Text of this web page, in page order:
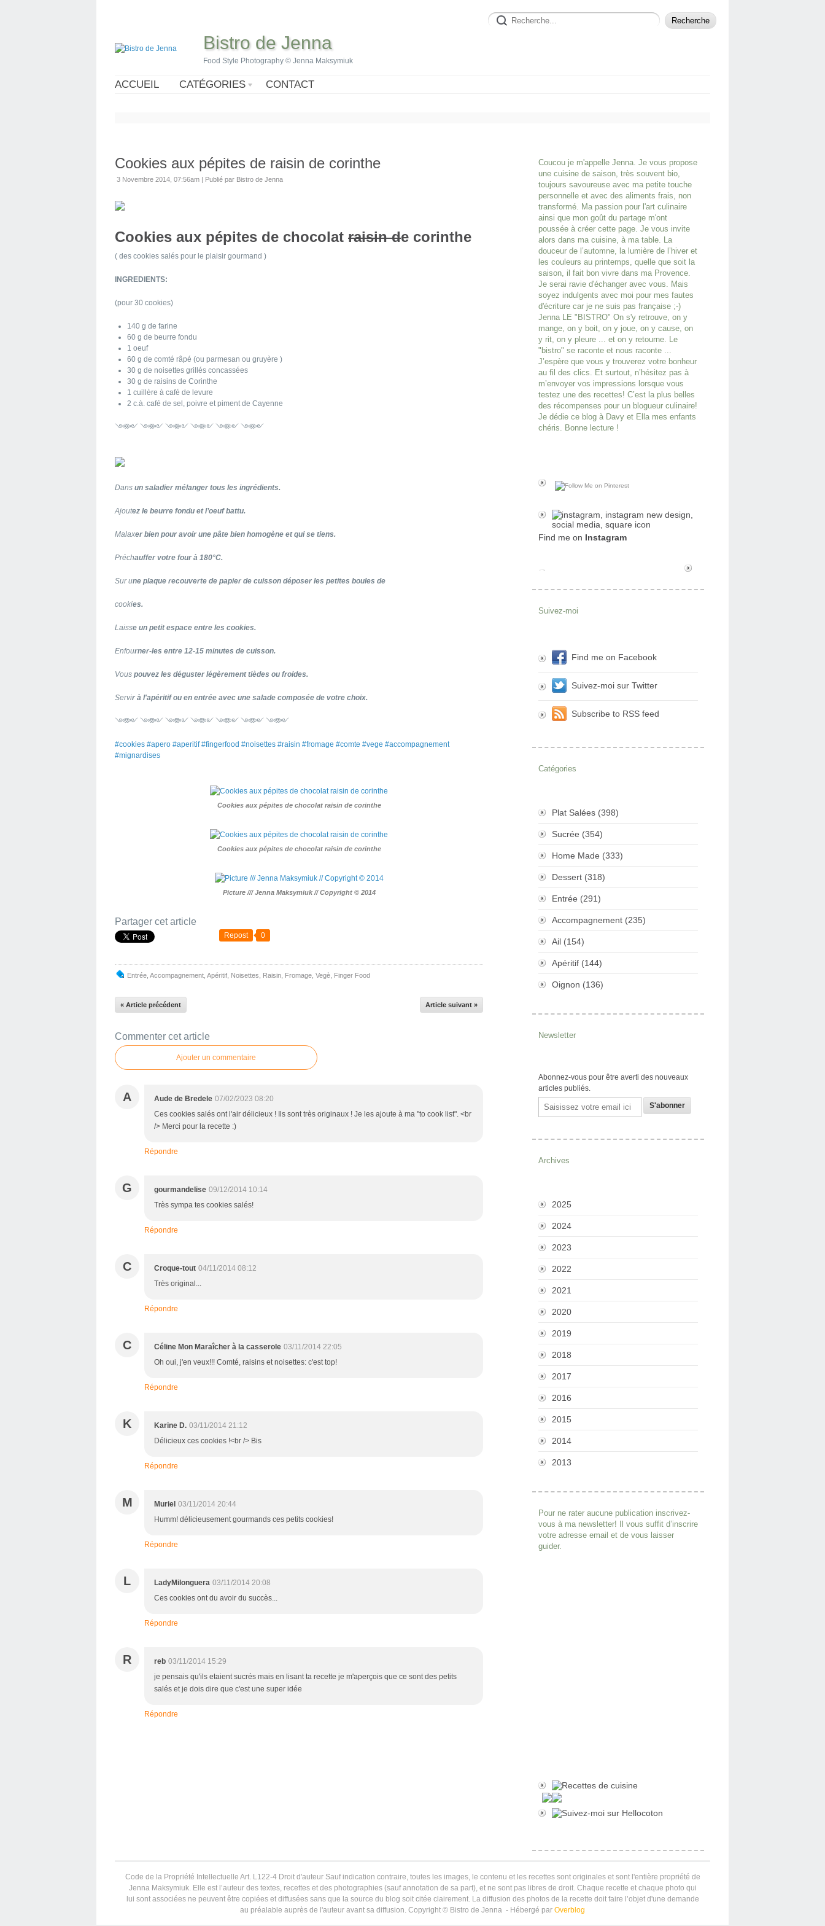
Bistro de Jenna
Food Style Photography © Jenna Maksymiuk
ACCUEIL CATÉGORIES CONTACT
Cookies aux pépites de raisin de corinthe
3 Novembre 2014, 07:56am | Publié par Bistro de Jenna
Cookies aux pépites de chocolat raisin de corinthe
( des cookies salés pour le plaisir gourmand )
INGREDIENTS:
(pour 30 cookies)
140 g de farine
60 g de beurre fondu
1 oeuf
60 g de comté râpé (ou parmesan ou gruyère )
30 g de noisettes grillés concassées
30 g de raisins de Corinthe
1 cuillère à café de levure
2 c.à. café de sel, poivre et piment de Cayenne
༺༻ ༺༻ ༺༻ ༺༻ ༺༻ ༺༻
Dans un saladier mélanger tous les ingrédients.
Ajoutez le beurre fondu et l’oeuf battu.
Malaxer bien pour avoir une pâte bien homogène et qui se tiens.
Préchauffer votre four à 180°C.
Sur une plaque recouverte de papier de cuisson déposer les petites boules de
cookies.
Laisse un petit espace entre les cookies.
Enfourner-les entre 12-15 minutes de cuisson.
Vous pouvez les déguster légèrement tièdes ou froides.
Servir à l'apéritif ou en entrée avec une salade composée de votre choix.
༺༻ ༺༻ ༺༻ ༺༻ ༺༻ ༺༻ ༺༻
#cookies #apero #aperitif #fingerfood #noisettes #raisin #fromage #comte #vege #accompagnement
#mignardises
Cookies aux pépites de chocolat raisin de corinthe
Cookies aux pépites de chocolat raisin de corinthe
Picture /// Jenna Maksymiuk // Copyright © 2014
Partager cet article
Repost 0
Entrée Accompagnement Apéritif Noisettes Raisin Fromage Vegè Finger Food
« Article précédent Article suivant »
Commenter cet article
Ajouter un commentaire
A Aude de Bredele 07/02/2023 08:20
Ces cookies salés ont l'air délicieux ! Ils sont très originaux ! Je les ajoute à ma "to cook list". <br
/> Merci pour la recette :)
Répondre
G gourmandelise 09/12/2014 10:14
Très sympa tes cookies salés!
Répondre
C Croque-tout 04/11/2014 08:12
Très original...
Répondre
C Céline Mon Maraîcher à la casserole 03/11/2014 22:05
Oh oui, j'en veux!!! Comté, raisins et noisettes: c'est top!
Répondre
K Karine D. 03/11/2014 21:12
Délicieux ces cookies !<br /> Bis
Répondre
M Muriel 03/11/2014 20:44
Humm! délicieusement gourmands ces petits cookies!
Répondre
L LadyMilonguera 03/11/2014 20:08
Ces cookies ont du avoir du succès...
Répondre
R reb 03/11/2014 15:29
je pensais qu'ils etaient sucrés mais en lisant ta recette je m'aperçois que ce sont des petits
salés et je dois dire que c'est une super idée
Répondre
Coucou je m'appelle Jenna. Je vous propose
une cuisine de saison, très souvent bio,
toujours savoureuse avec ma petite touche
personnelle et avec des aliments frais, non
transformé. Ma passion pour l'art culinaire
ainsi que mon goût du partage m'ont
poussée à créer cette page. Je vous invite
alors dans ma cuisine, à ma table. La
douceur de l’automne, la lumière de l’hiver et
les couleurs au printemps, quelle que soit la
saison, il fait bon vivre dans ma Provence.
Je serai ravie d'échanger avec vous. Mais
soyez indulgents avec moi pour mes fautes
d'écriture car je ne suis pas française ;-)
Jenna LE "BISTRO" On s'y retrouve, on y
mange, on y boit, on y joue, on y cause, on
y rit, on y pleure ... et on y retourne. Le
"bistro" se raconte et nous raconte ...
J’espère que vous y trouverez votre bonheur
au fil des clics. Et surtout, n’hésitez pas à
m’envoyer vos impressions lorsque vous
testez une des recettes! C’est la plus belles
des récompenses pour un blogueur culinaire!
Je dédie ce blog à Davy et Ella mes enfants
chéris. Bonne lecture !
Find me on Instagram
Suivez-moi
Find me on Facebook
Suivez-moi sur Twitter
Subscribe to RSS feed
Catégories
Plat Salées (398)
Sucrée (354)
Home Made (333)
Dessert (318)
Entrée (291)
Accompagnement (235)
Ail (154)
Apéritif (144)
Oignon (136)
Newsletter
Abonnez-vous pour être averti des nouveaux
articles publiés.
Email
Archives
2025
2024
2023
2022
2021
2020
2019
2018
2017
2016
2015
2014
2013
Pour ne rater aucune publication inscrivez-
vous à ma newsletter! Il vous suffit d’inscrire
votre adresse email et de vous laisser
guider.
Code de la Propriété Intellectuelle Art. L122-4 Droit d'auteur Sauf indication contraire, toutes les images, le contenu et les recettes sont originales et sont l'entière propriété de
Jenna Maksymiuk. Elle est l’auteur des textes, recettes et des photographies (sauf annotation de sa part), et ne sont pas libres de droit. Chaque recette et chaque photo qui
lui sont associées ne peuvent être copiées et diffusées sans que la source du blog soit citée clairement. La diffusion des photos de la recette doit faire l’objet d'une demande
au préalable auprès de l'auteur avant sa diffusion. Copyright © Bistro de Jenna - Hébergé par Overblog